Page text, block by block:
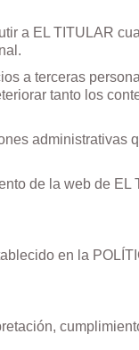
a EL TITULAR
a terceras
tanto los
administrativas
de la web de EL
en la